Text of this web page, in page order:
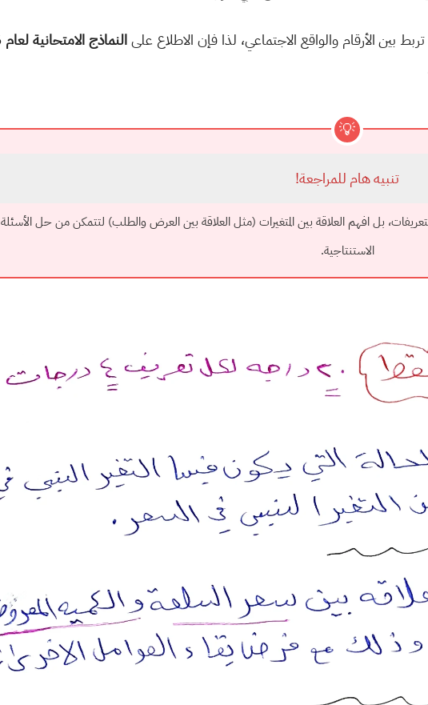
بين الأرقام والواقع الاجتماعي، لذا فإن الاطلاع علىالنماذج الامتحانية لعام 2026
💡
تنبيه هام للمراجعة!
بل افهم العلاقة بين المتغيرات (مثل العلاقة بين العرض والطلب) لتتمكن من حل الأسئلة
الاستنتاجية.